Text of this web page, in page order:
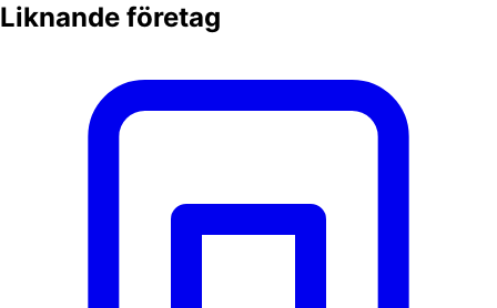
Liknande företag